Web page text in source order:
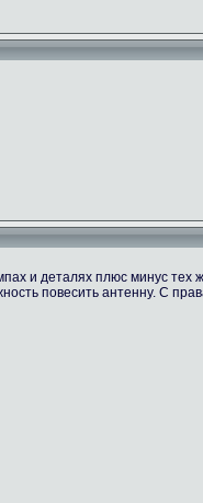
и деталях плюс минус тех
повесить антенну. С